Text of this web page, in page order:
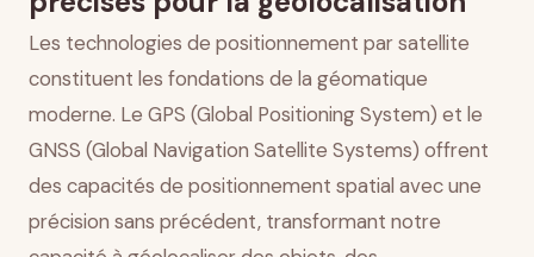
Évolutions technologiques et perspectives futures
Impact sur l’urbanisme et la gestion des ressources
Conclusion
Les technologies de positionnement par satellite
constituent les fondations de la géomatique
moderne. Le GPS (Global Positioning System) et le
GNSS (Global Navigation Satellite Systems) offrent
des capacités de positionnement spatial avec une
précision sans précédent, transformant notre